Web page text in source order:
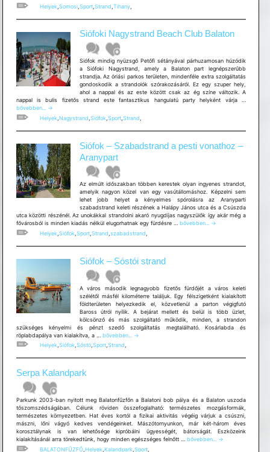
Helyek, Somosi, Sport, Strand Tihany,
Siófoki Nagystrand Beach Club Balaton
Siófok mindig nyüzsgő Petőfi sétányával párhuzamosan húzódik
a Siófoki Nagystrand, amely a Balaton part legnépszerűbb
strandja. Az óriási parkos területen, mindenféle extra szolgáltatás
gondoskodik a strandolók szórakozásáról. Ez egy szuper hely,
ahol a nappal és az este között csak az ég színe változik. A
nappal is bulis fizetős strand este fantasztikus hangulatú party helyként várja …
Balaton
bővebben...
→
Helyek, Nagystrand Siófok, Sport, Strand
Siófok – Szabadstrand a pesti vonathoz –
Aranypart
Az elmúlt időszakban többen kerestek olyan ingyenes strandot,
amelyik nagyon közel van egy vasútállomáshoz. Képzelni sem
lehet jobb helyet a kényelmes spórolásra az Aranyparti
szabadstrand keleti részének a Halápy János utca és a Csúszda
utca közötti részénél. Az unokákkal strandolni akaró nyugdíjas nagyszülők így akár még a
fővárosból is minden kiadás nélkül elugorhatnak egy fürdésre … Siófok
a
bővebben... →
Helyek, Siófok, Sport, Strand szabadstrand
Siófok – Sóstói strand
A város második legnagyobb fizetős fürdőjét a város keleti
szélétől másfél kilométerre találjuk. Egy félszigetként kialakított
földterületen helyezkedik el, közvetlenül a parton végigfutó
Baross útról nyílik. A bejárat mellett és belül is több üzlet,
kölcsönző és más szolgáltató működik, minden, a strandon
szükséges kényelmi és pénzt szedő szolgáltatás megtalálható. Kosárlabda és
röplabdapálya van kialakítva, a … Siófok
Sóstói
strand
bővebben...
→
Helyek,Siófok,Sóstó,Sport,Strand,
Serpa Kalandpark
Parkunk 2003-ban nyitott meg Balatonfűzfőn a Balatoni bob pálya és a Balaton uszoda
tőszomszédságában. Célunk röviden összefoglalható: természetes mozgásformák,
természetes környezetben. Hat éves kortól a fizikai aktivitás végéig várjuk a csúszni,
mászni, lőni vágyó kedves vendégeinket. Mászótornyunkon, már két-három éves
korosztálynak is van lehetősége kipróbálni ügyességét, bátorságát. Eszközeink
kialakításánál arra törekedtünk, hogy minden egészséges felnőtt … Serpa
bővebben...
→
BALATONFŰZFŐ, Helyek, Kalandpark, Sport,